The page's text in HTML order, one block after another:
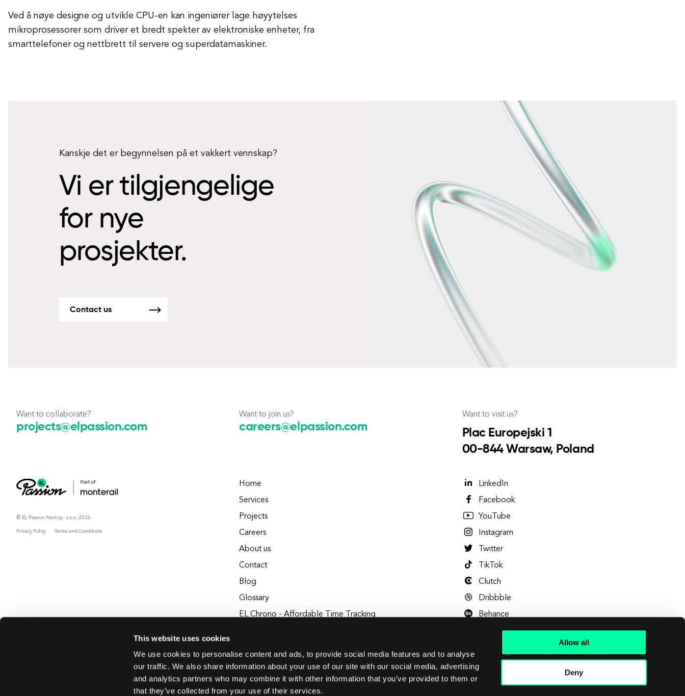
This website uses cookies
We use cookies to personalise content and ads, to provide social media features and to analyse
our traffic. We also share information about your use of our site with our social media, advertising
and analytics partners who may combine it with other information that you’ve provided to them or
that they’ve collected from your use of their services.
Allow all
Deny
Ved å nøye designe og utvikle CPU-en kan ingeniører lage høyytelses
mikroprosessorer som driver et bredt spekter av elektroniske enheter, fra
smarttelefoner og nettbrett til servere og superdatamaskiner.
Kanskje det er begynnelsen på et vakkert vennskap?
Vi er tilgjengelige
for nye
prosjekter.
Contact us
Want to collaborate?
projects@elpassion.com
Want to join us?
careers@elpassion.com
Want to visit us?
Plac Europejski 1
00-844 Warsaw, Poland
© EL Passion Next sp. z o.o. 2026
Privacy Policy Terms and Conditions
Home
Services
Projects
Careers
About us
Contact
Blog
Glossary
EL Chrono - Affordable Time Tracking
LinkedIn
Facebook
YouTube
Instagram
Twitter
TikTok
Clutch
Dribbble
Behance